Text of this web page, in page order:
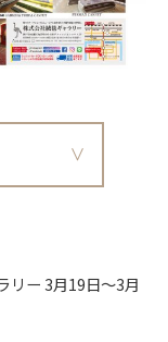
リー 3月19日～3月